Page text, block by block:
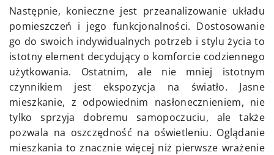
Następnie, konieczne jest przeanalizowanie układu
pomieszczeń i jego funkcjonalności. Dostosowanie
go do swoich indywidualnych potrzeb i stylu życia to
istotny element decydujący o komforcie codziennego
użytkowania. Ostatnim, ale nie mniej istotnym
czynnikiem jest ekspozycja na światło. Jasne
mieszkanie, z odpowiednim nasłonecznieniem, nie
tylko sprzyja dobremu samopoczuciu, ale także
pozwala na oszczędność na oświetleniu. Oglądanie
mieszkania to znacznie więcej niż pierwsze wrażenie